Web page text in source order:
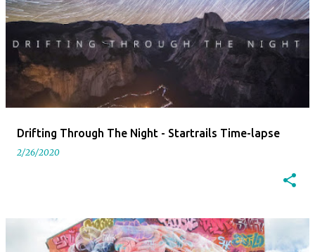
Drifting Through The Night - Startrails Time-lapse
2/26/2020